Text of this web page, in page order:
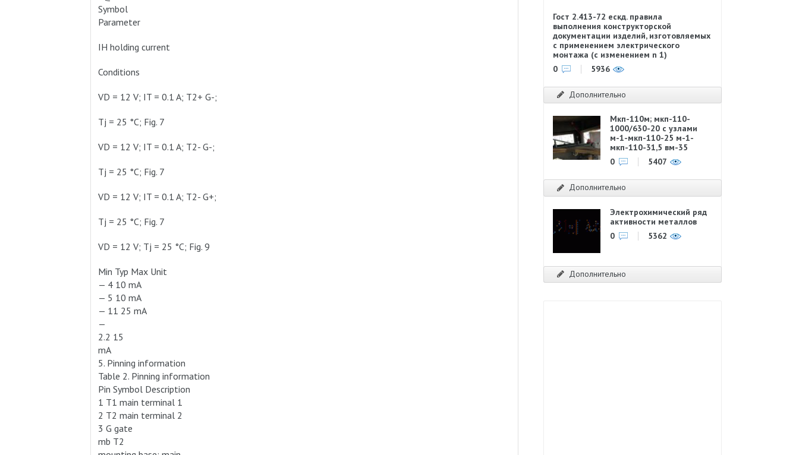
Symbol
Parameter
IH holding current
Conditions
VD = 12 V; IT = 0.1 A; T2+ G-;
Tj = 25 °C; Fig. 7
VD = 12 V; IT = 0.1 A; T2- G-;
Tj = 25 °C; Fig. 7
VD = 12 V; IT = 0.1 A; T2- G+;
Tj = 25 °C; Fig. 7
VD = 12 V; Tj = 25 °C; Fig. 9
Min Typ Max Unit
— 4 10 mA
— 5 10 mA
— 11 25 mA
—
2.2 15
mA
5. Pinning information
Table 2. Pinning information
Pin Symbol Description
1 T1 main terminal 1
2 T2 main terminal 2
3 G gate
mb T2
Гост 2.413-72 ескд. правила
выполнения конструкторской
документации изделий, изготовляемых
с применением электрического
монтажа (с изменением n 1)
0
5936
Дополнительно
Мкп-110м; мкп-110-
1000/630-20 с узлами
м-1-мкп-110-25 м-1-
мкп-110-31,5 вм-35
0
5407
Дополнительно
Электрохимический ряд
активности металлов
0
5362
Дополнительно